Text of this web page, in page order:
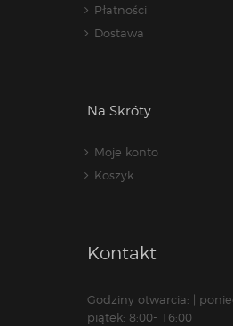
Płatności
Dostawa
Na Skróty
Moje konto
Koszyk
Kontakt
Godziny otwarcia: |
piątek: 8:00- 16:00